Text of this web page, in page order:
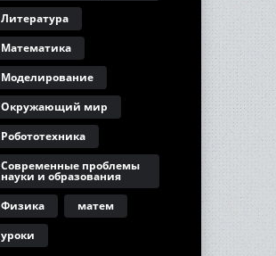
Литература
Математика
Моделирование
Окружающий мир
Робототехника
Современные проблемы
науки и образования
Физика
матем
уроки